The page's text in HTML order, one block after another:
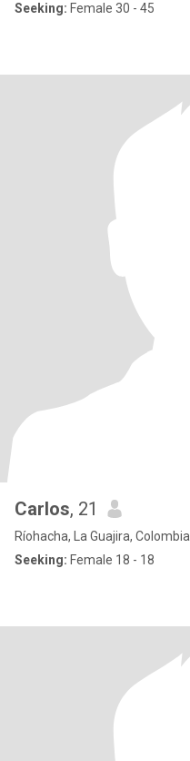
Seeking: Female 30 - 45
Carlos, 21
Ríohacha, La Guajira, Colombia
Seeking: Female 18 - 18